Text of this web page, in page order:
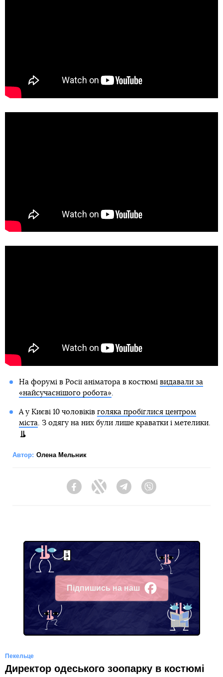
На форумі в Росії аніматора в костюмі видавали за
«найсучаснішого робота».
А у Києві 10 чоловіків голяка пробіглися центром
міста. З одягу на них були лише краватки і метелики.
Автор: Олена Мельник
FacebookTwitter Telegram
Підпишись на наш
Facebook
Пекельце
Директор одеського зоопарку в костюмі